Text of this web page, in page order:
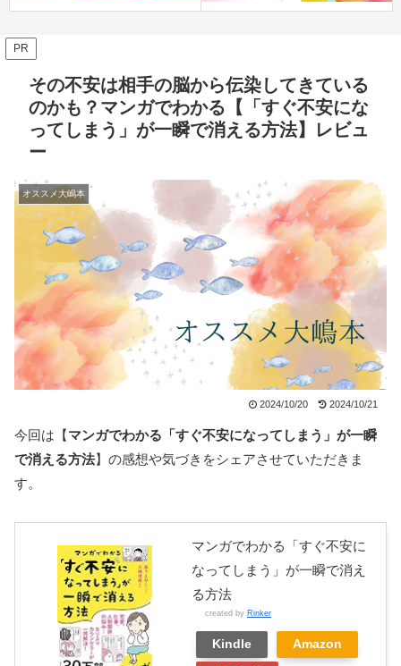
PR
その不安は相手の脳から伝染してきている
のかも？マンガでわかる【「すぐ不安にな
ってしまう」が一瞬で消える方法】レビュ
ー
オススメ大嶋本
2024/10/20 2024/10/21
今回は【マンガでわかる「すぐ不安になってしまう」が一瞬
で消える方法】の感想や気づきをシェアさせていただきま
す。
マンガでわかる「すぐ不安に
なってしまう」が一瞬で消え
る方法
created by Rinker
Kindle Amazon